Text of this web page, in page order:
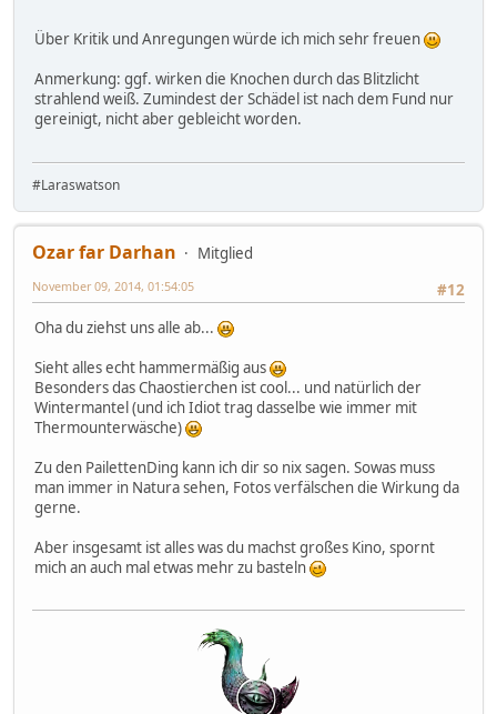
Über Kritik und Anregungen würde ich mich sehr freuen
Anmerkung: ggf. wirken die Knochen durch das Blitzlicht
strahlend weiß. Zumindest der Schädel ist nach dem Fund nur
gereinigt, nicht aber gebleicht worden.
#Laraswatson
Ozar far Darhan
Mitglied
#12
November 09, 2014, 01:54:05
Oha du ziehst uns alle ab...
Sieht alles echt hammermäßig aus
Besonders das Chaostierchen ist cool... und natürlich der
Wintermantel (und ich Idiot trag dasselbe wie immer mit
Thermounterwäsche)
Zu den PailettenDing kann ich dir so nix sagen. Sowas muss
man immer in Natura sehen, Fotos verfälschen die Wirkung da
gerne.
Aber insgesamt ist alles was du machst großes Kino, spornt
mich an auch mal etwas mehr zu basteln